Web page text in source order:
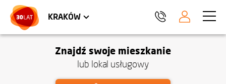
KRAKÓW
TRÓJMIASTO
LOKALE USŁUGOWE
Znajdź swoje mieszkanie
lub lokal usługowy